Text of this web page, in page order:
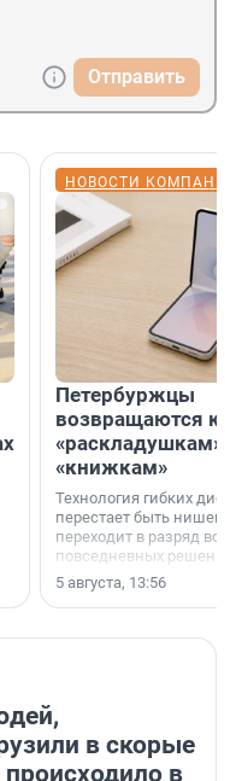
Отправить
НОВОСТИ
Петербуржцы
возвращаются к
«раскладушкам»
«книжкам»
Технология гибких
перестает быть
переходит в разряд
повседневных
5 августа, 13:56
в скорые
в